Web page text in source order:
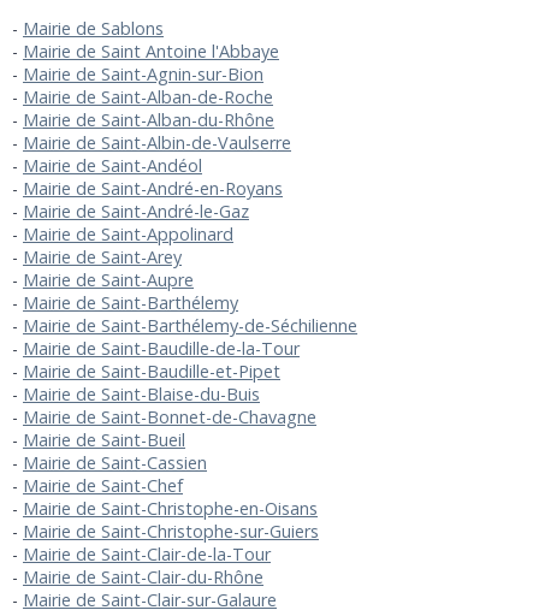
Mairie de Sablons
Mairie de Saint Antoine l'Abbaye
Mairie de Saint-Agnin-sur-Bion
Mairie de Saint-Alban-de-Roche
Mairie de Saint-Alban-du-Rhône
Mairie de Saint-Albin-de-Vaulserre
Mairie de Saint-Andéol
Mairie de Saint-André-en-Royans
Mairie de Saint-André-le-Gaz
Mairie de Saint-Appolinard
Mairie de Saint-Arey
Mairie de Saint-Aupre
Mairie de Saint-Barthélemy
Mairie de Saint-Barthélemy-de-Séchilienne
Mairie de Saint-Baudille-de-la-Tour
Mairie de Saint-Baudille-et-Pipet
Mairie de Saint-Blaise-du-Buis
Mairie de Saint-Bonnet-de-Chavagne
Mairie de Saint-Bueil
Mairie de Saint-Cassien
Mairie de Saint-Chef
Mairie de Saint-Christophe-en-Oisans
Mairie de Saint-Christophe-sur-Guiers
Mairie de Saint-Clair-de-la-Tour
Mairie de Saint-Clair-du-Rhône
Mairie de Saint-Clair-sur-Galaure